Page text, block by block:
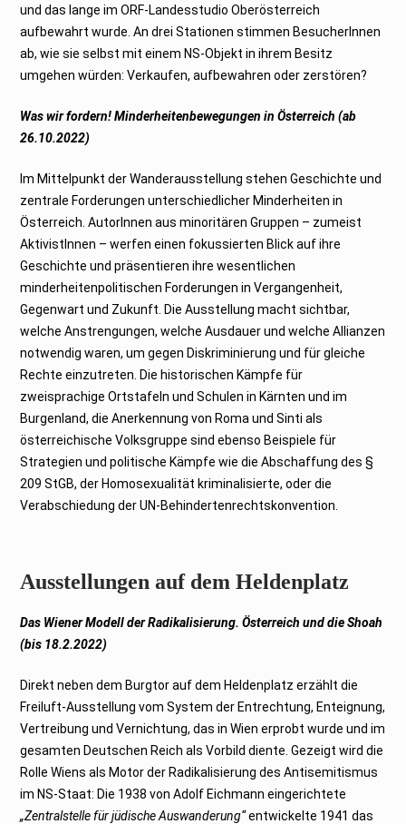
und das lange im ORF-Landesstudio Oberösterreich
aufbewahrt wurde. An drei Stationen stimmen BesucherInnen
ab, wie sie selbst mit einem NS-Objekt in ihrem Besitz
umgehen würden: Verkaufen, aufbewahren oder zerstören?
Was wir fordern! Minderheitenbewegungen in Österreich (ab
26.10.2022)
Im Mittelpunkt der Wanderausstellung stehen Geschichte und
zentrale Forderungen unterschiedlicher Minderheiten in
Österreich. AutorInnen aus minoritären Gruppen – zumeist
AktivistInnen – werfen einen fokussierten Blick auf ihre
Geschichte und präsentieren ihre wesentlichen
minderheitenpolitischen Forderungen in Vergangenheit,
Gegenwart und Zukunft. Die Ausstellung macht sichtbar,
welche Anstrengungen, welche Ausdauer und welche Allianzen
notwendig waren, um gegen Diskriminierung und für gleiche
Rechte einzutreten. Die historischen Kämpfe für
zweisprachige Ortstafeln und Schulen in Kärnten und im
Burgenland, die Anerkennung von Roma und Sinti als
österreichische Volksgruppe sind ebenso Beispiele für
Strategien und politische Kämpfe wie die Abschaffung des §
209 StGB, der Homosexualität kriminalisierte, oder die
Verabschiedung der UN-Behindertenrechtskonvention.
Ausstellungen auf dem Heldenplatz
Das Wiener Modell der Radikalisierung. Österreich und die Shoah
(bis 18.2.2022)
Direkt neben dem Burgtor auf dem Heldenplatz erzählt die
Freiluft-Ausstellung vom System der Entrechtung, Enteignung,
Vertreibung und Vernichtung, das in Wien erprobt wurde und im
gesamten Deutschen Reich als Vorbild diente. Gezeigt wird die
Rolle Wiens als Motor der Radikalisierung des Antisemitismus
im NS-Staat: Die 1938 von Adolf Eichmann eingerichtete
„Zentralstelle für jüdische Auswanderung“entwickelte 1941 das